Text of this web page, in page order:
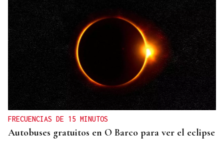
JUICIO EN OURENSE
Quebrantó el alejemiento con su pareja al trabajar
juntos en Allariz
FRECUENCIAS DE 15 MINUTOS
Autobuses gratuitos en O Barco para ver el eclipse